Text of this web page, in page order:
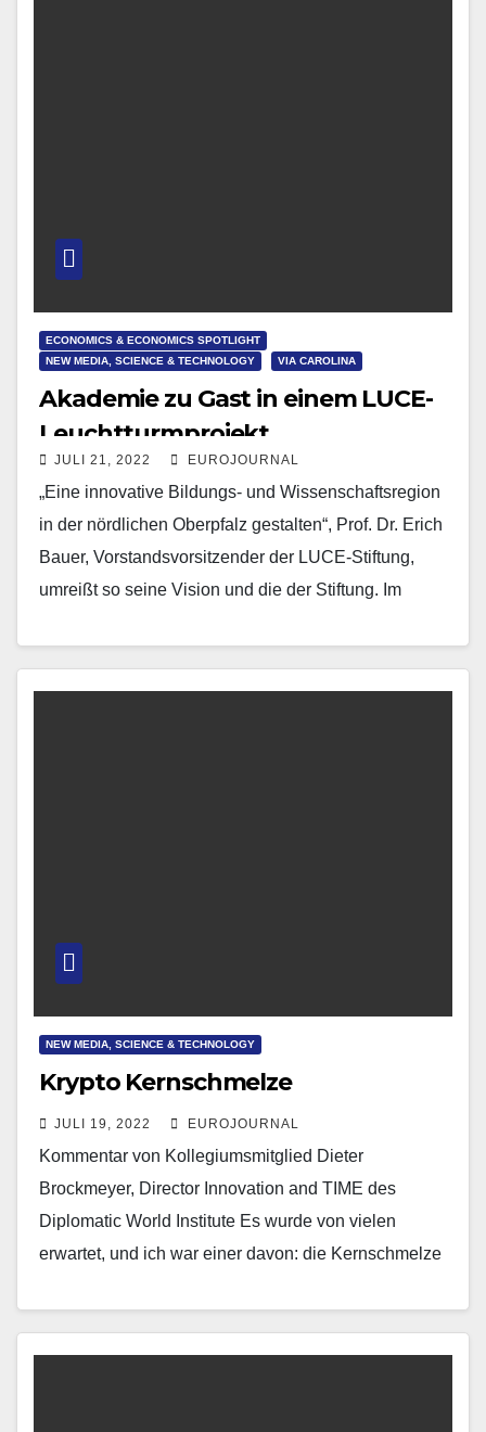
ECONOMICS & ECONOMICS SPOTLIGHT
NEW MEDIA, SCIENCE & TECHNOLOGY
VIA CAROLINA
Akademie zu Gast in einem LUCE-
Leuchtturmprojekt
JULI 21, 2022 EUROJOURNAL
„Eine innovative Bildungs- und Wissenschaftsregion
in der nördlichen Oberpfalz gestalten“, Prof. Dr. Erich
Bauer, Vorstandsvorsitzender der LUCE-Stiftung,
umreißt so seine Vision und die der Stiftung. Im
NEW MEDIA, SCIENCE & TECHNOLOGY
Krypto Kernschmelze
JULI 19, 2022 EUROJOURNAL
Kommentar von Kollegiumsmitglied Dieter
Brockmeyer, Director Innovation and TIME des
Diplomatic World Institute Es wurde von vielen
erwartet, und ich war einer davon: die Kernschmelze